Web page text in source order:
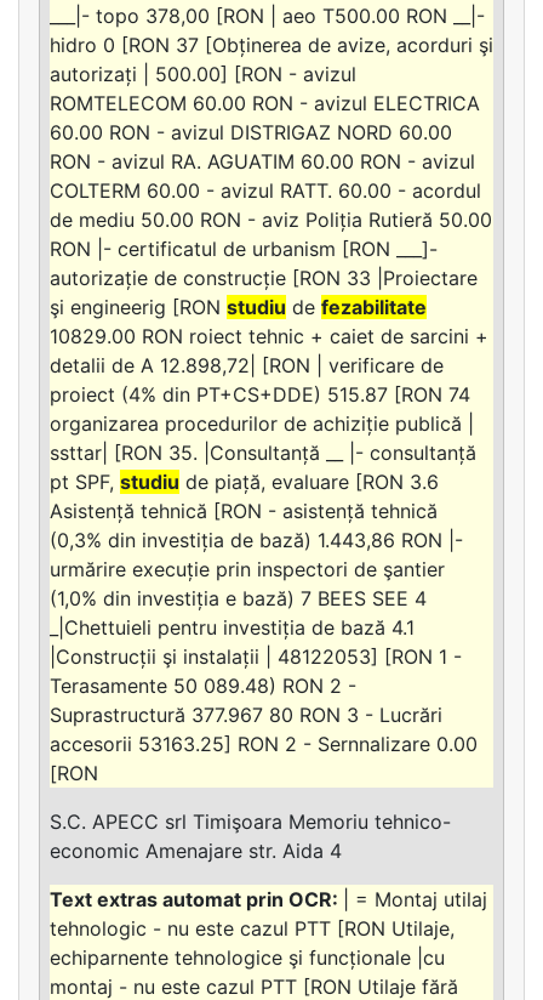
___|- topo 378,00 [RON | aeo T500.00 RON __|-
hidro 0 [RON 37 [Obținerea de avize, acorduri şi
autorizați | 500.00] [RON - avizul
ROMTELECOM 60.00 RON - avizul ELECTRICA
60.00 RON - avizul DISTRIGAZ NORD 60.00
RON - avizul RA. AGUATIM 60.00 RON - avizul
COLTERM 60.00 - avizul RATT. 60.00 - acordul
de mediu 50.00 RON - aviz Poliția Rutieră 50.00
RON |- certificatul de urbanism [RON ___]-
autorizație de construcție [RON 33 |Proiectare
şi engineerig [RON studiu de fezabilitate
10829.00 RON roiect tehnic + caiet de sarcini +
detalii de A 12.898,72| [RON | verificare de
proiect (4% din PT+CS+DDE) 515.87 [RON 74
organizarea procedurilor de achiziție publică |
ssttar| [RON 35. |Consultanță __ |- consultanță
pt SPF, studiu de piață, evaluare [RON 3.6
Asistență tehnică [RON - asistență tehnică
(0,3% din investiția de bază) 1.443,86 RON |-
urmărire execuție prin inspectori de şantier
(1,0% din investiția e bază) 7 BEES SEE 4
_|Chettuieli pentru investiția de bază 4.1
|Construcții şi instalații | 48122053] [RON 1 -
Terasamente 50 089.48) RON 2 -
Suprastructură 377.967 80 RON 3 - Lucrări
accesorii 53163.25] RON 2 - Sernnalizare 0.00
[RON
S.C. APECC srl Timişoara Memoriu tehnico-
economic Amenajare str. Aida 4
| = Montaj utilaj
tehnologic - nu este cazul PTT [RON Utilaje,
echiparnente tehnologice şi funcționale |cu
montaj - nu este cazul PTT [RON Utilaje fără